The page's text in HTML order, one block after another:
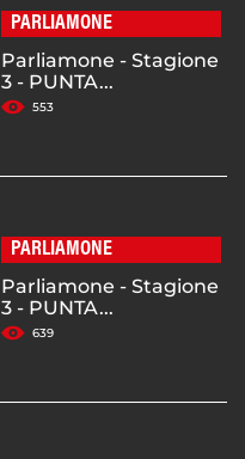
PARLIAMONE
Parliamone - Stagione
3 - PUNTA...
553
PARLIAMONE
Parliamone - Stagione
3 - PUNTA...
639